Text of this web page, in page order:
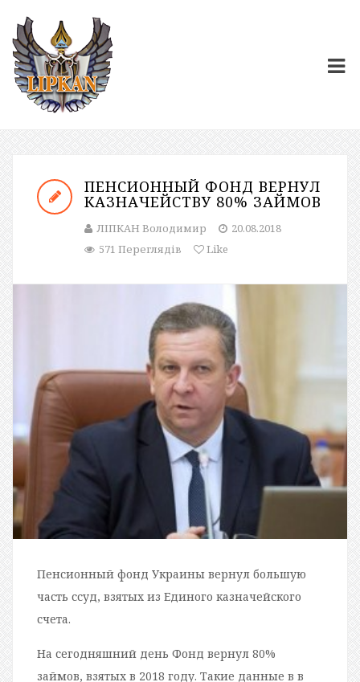
ПЕНСИОННЫЙ ФОНД ВЕРНУЛ
КАЗНАЧЕЙСТВУ 80% ЗАЙМОВ
ЛІПКАН Володимир
20.08.2018
571 Переглядів
Like
Пенсионный фонд Украины вернул большую
часть ссуд, взятых из Единого казначейского
счета.
На сегодняшний день Фонд вернул 80%
займов, взятых в 2018 году. Такие данные в в